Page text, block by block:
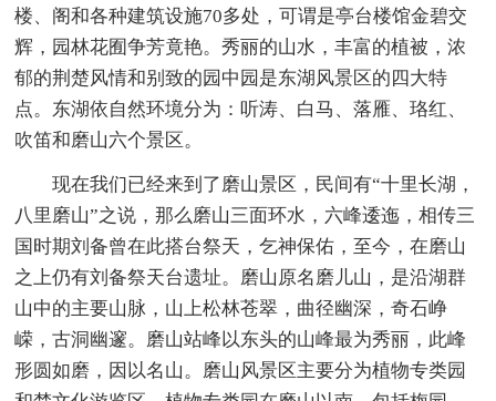
楼、阁和各种建筑设施70多处，可谓是亭台楼馆金碧交
辉，园林花囿争芳竟艳。秀丽的山水，丰富的植被，浓
郁的荆楚风情和别致的园中园是东湖风景区的四大特
点。东湖依自然环境分为：听涛、白马、落雁、珞红、
吹笛和磨山六个景区。
现在我们已经来到了磨山景区，民间有“十里长湖，
八里磨山”之说，那么磨山三面环水，六峰逶迤，相传三
国时期刘备曾在此搭台祭天，乞神保佑，至今，在磨山
之上仍有刘备祭天台遗址。磨山原名磨儿山，是沿湖群
山中的主要山脉，山上松林苍翠，曲径幽深，奇石峥
嵘，古洞幽邃。磨山站峰以东头的山峰最为秀丽，此峰
形圆如磨，因以名山。磨山风景区主要分为植物专类园